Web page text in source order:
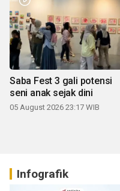
Saba Fest 3 gali potensi
seni anak sejak dini
05 August 2026 23:17 WIB
Infografik